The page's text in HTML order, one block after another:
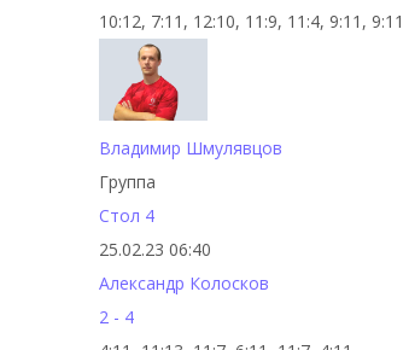
10:12, 7:11, 12:10, 11:9, 11:4, 9:11, 9:11
Владимир Шмулявцов
Группа
Стол 4
25.02.23 06:40
Александр Колосков
2 - 4